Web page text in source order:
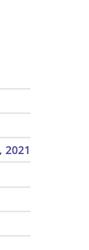
2021